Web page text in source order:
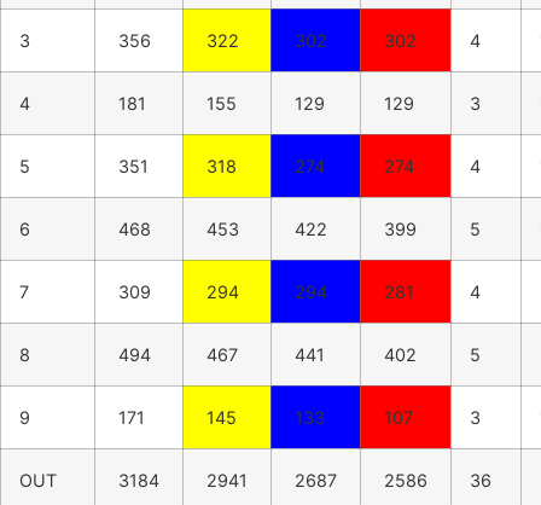
3 356 322 302 302 4
4 181 155 129 129 3
5 351 318 274 274 4
6 468 453 422 399 5
7 309 294 294 281 4
8 494 467 441 402 5
9 171 145 133 107 3
OUT 3184 2941 2687 2586 36